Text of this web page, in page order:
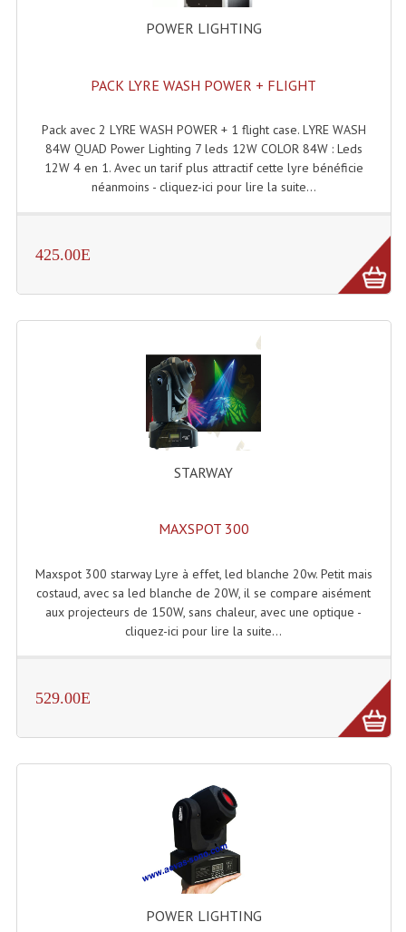
Sacs & Housses De Transport
Rack 19 Pouces Multiplis
Rack 19" STYLE VSR (capot En L)
Machines À Effets Fumées, Mousses, Liquid
Lanceur De Flammes Et Cartouche De Gaz
Machine À Etincelles Froides
Machines & Canon À Confettis
Machines À Bulles
Machines À Fumée Lourde
Machines À Mousse, Neige, Liquides
Liquide À Brouillard
Liquide À Bulles
Nos Occasions Et Stock B
Les Occasions
Notre Stock B
POWER LIGHTING
PACK LYRE WASH POWER + FLIGHT
Pack avec 2 LYRE WASH POWER + 1 flight case. LYRE WASH
84W QUAD Power Lighting 7 leds 12W COLOR 84W : Leds
12W 4 en 1. Avec un tarif plus attractif cette lyre bénéficie
néanmoins - cliquez-ici pour lire la suite...
425.00E
STARWAY
MAXSPOT 300
Maxspot 300 starway Lyre à effet, led blanche 20w. Petit mais
costaud, avec sa led blanche de 20W, il se compare aisément
aux projecteurs de 150W, sans chaleur, avec une optique -
cliquez-ici pour lire la suite...
529.00E
POWER LIGHTING